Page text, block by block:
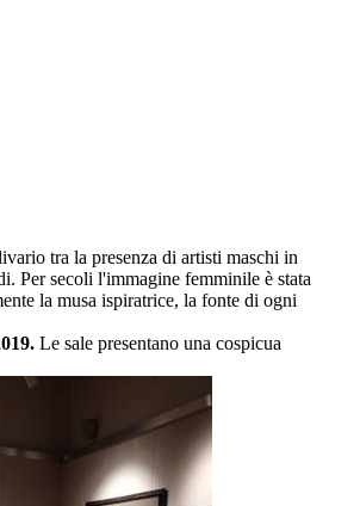
tra la presenza di artisti maschi in
Per secoli l'immagine femminile è stata
la musa ispiratrice, la fonte di ogni
Le sale presentano una cospicua